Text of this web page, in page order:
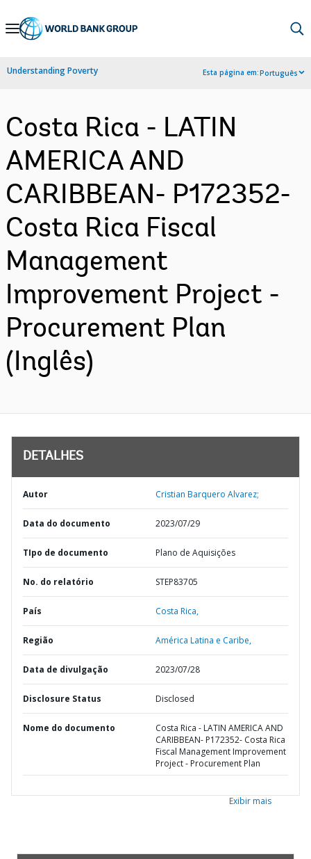
Skip
Navigation
Understanding Poverty Esta página em:Português
Costa Rica - LATIN
AMERICA AND
CARIBBEAN- P172352-
Costa Rica Fiscal
Management
Improvement Project -
Procurement Plan
(Inglês)
DETALHES
Autor Cristian Barquero Alvarez;
Data do documento 2023/07/29
TIpo de documento Plano de Aquisições
No. do relatório STEP83705
País Costa Rica,
Região América Latina e Caribe,
Data de divulgação 2023/07/28
Disclosure Status Disclosed
Nome do documento
Costa Rica - LATIN AMERICA AND
CARIBBEAN- P172352- Costa Rica
Fiscal Management Improvement
Project - Procurement Plan
Exibir mais